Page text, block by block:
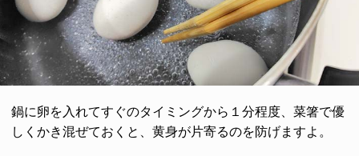
鍋に卵を入れてすぐのタイミングから１分程度、菜箸で優
しくかき混ぜておくと、黄身が片寄るのを防げますよ。